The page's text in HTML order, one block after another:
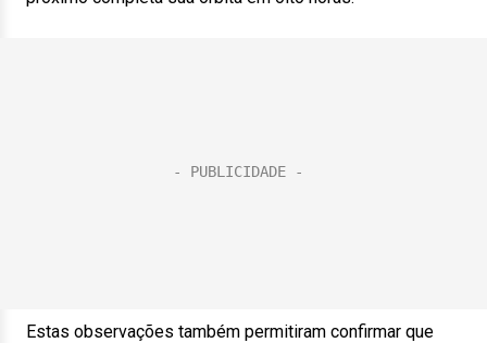
Estas observações também permitiram confirmar que